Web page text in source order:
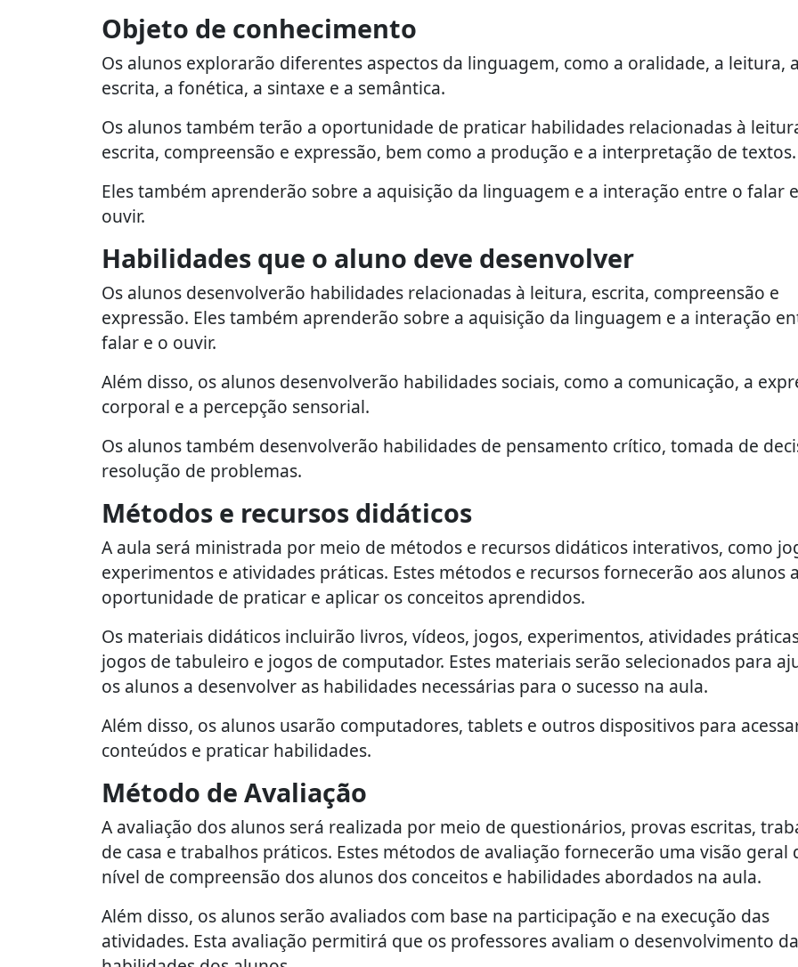
Objeto de conhecimento
Os alunos explorarão diferentes aspectos da linguagem, como a oralidade, a leitura,
escrita, a fonética, a sintaxe e a semântica.
Os alunos também terão a oportunidade de praticar habilidades relacionadas à
escrita, compreensão e expressão, bem como a produção e a interpretação de textos.
Eles também aprenderão sobre a aquisição da linguagem e a interação entre o falar
ouvir.
Habilidades que o aluno deve desenvolver
Os alunos desenvolverão habilidades relacionadas à leitura, escrita, compreensão e
expressão. Eles também aprenderão sobre a aquisição da linguagem e a interação
falar e o ouvir.
Além disso, os alunos desenvolverão habilidades sociais, como a comunicação, a
corporal e a percepção sensorial.
Os alunos também desenvolverão habilidades de pensamento crítico, tomada de
resolução de problemas.
Métodos e recursos didáticos
A aula será ministrada por meio de métodos e recursos didáticos interativos, como
experimentos e atividades práticas. Estes métodos e recursos fornecerão aos alunos
oportunidade de praticar e aplicar os conceitos aprendidos.
Os materiais didáticos incluirão livros, vídeos, jogos, experimentos, atividades
jogos de tabuleiro e jogos de computador. Estes materiais serão selecionados para
os alunos a desenvolver as habilidades necessárias para o sucesso na aula.
Além disso, os alunos usarão computadores, tablets e outros dispositivos para
conteúdos e praticar habilidades.
Método de Avaliação
A avaliação dos alunos será realizada por meio de questionários, provas escritas,
de casa e trabalhos práticos. Estes métodos de avaliação fornecerão uma visão geral
nível de compreensão dos alunos dos conceitos e habilidades abordados na aula.
Além disso, os alunos serão avaliados com base na participação e na execução das
atividades. Esta avaliação permitirá que os professores avaliam o desenvolvimento